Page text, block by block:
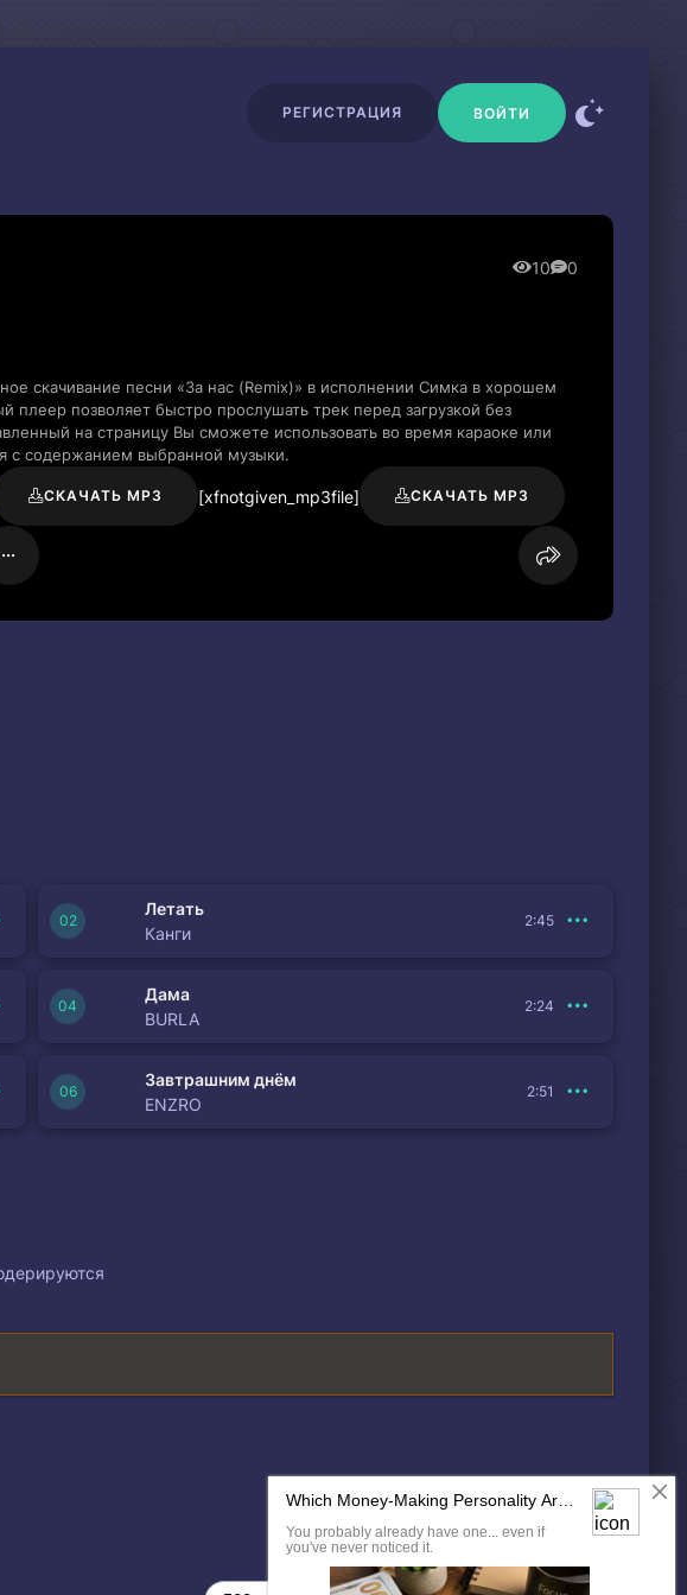
РЕГИСТРАЦИЯ ВОЙТИ
10 0
скачивание песни «За нас (Remix)» в исполнении Симка в хорошем
плеер позволяет быстро прослушать трек перед загрузкой без
на страницу Вы сможете использовать во время караоке или
с содержанием выбранной музыки.
СКАЧАТЬ MP3 [xfnotgiven_mp3file] СКАЧАТЬ MP3
Летать
Канги
2:45
Дама
BURLA
2:24
Завтрашним днём
ENZRO
2:51